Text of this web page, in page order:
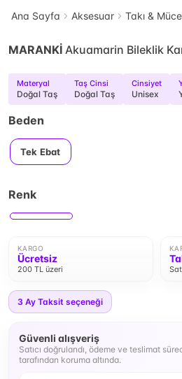
Ana Sayfa Aksesuar Takı &
MARANKİ Akuamarin Bileklik
Materyal
Doğal Taş
Taş Cinsi
Doğal Taş
Cinsiyet
Unisex
Beden
Tek Ebat
Renk
KARGO
Ücretsiz
200 TL üzeri
3 Ay Taksit seçeneği
Güvenli alışveriş
Satıcı doğrulandı, ödeme ve teslimat
tarafından koruma altında.